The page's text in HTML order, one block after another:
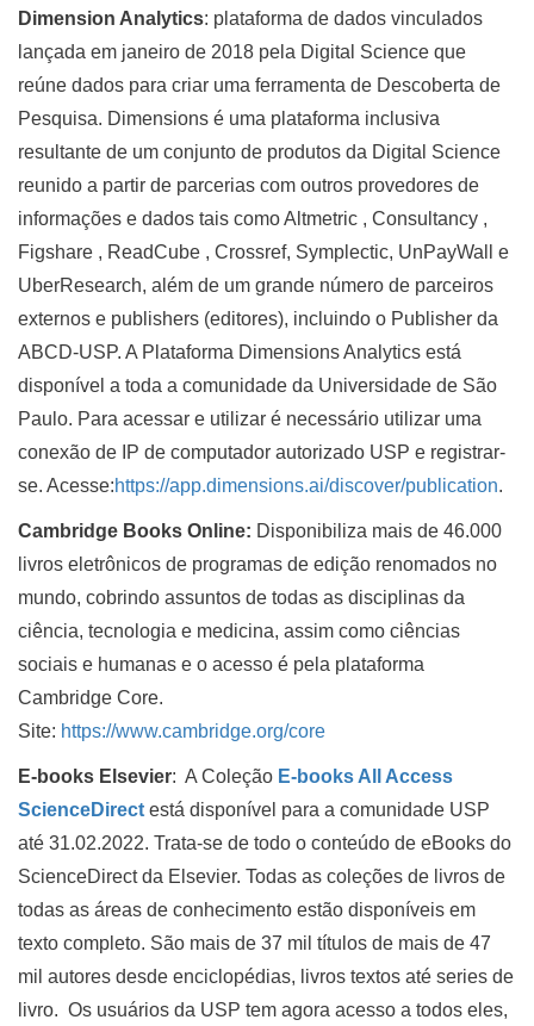
Dimension Analytics: plataforma de dados vinculados
lançada em janeiro de 2018 pela Digital Science que
reúne dados para criar uma ferramenta de Descoberta de
Pesquisa. Dimensions é uma plataforma inclusiva
resultante de um conjunto de produtos da Digital Science
reunido a partir de parcerias com outros provedores de
informações e dados tais como Altmetric , Consultancy ,
Figshare , ReadCube , Crossref, Symplectic, UnPayWall e
UberResearch, além de um grande número de parceiros
externos e publishers (editores), incluindo o Publisher da
ABCD-USP. A Plataforma Dimensions Analytics está
disponível a toda a comunidade da Universidade de São
Paulo. Para acessar e utilizar é necessário utilizar uma
conexão de IP de computador autorizado USP e registrar-
se. Acesse:https://app.dimensions.ai/discover/publication.
Cambridge Books Online: Disponibiliza mais de 46.000
livros eletrônicos de programas de edição renomados no
mundo, cobrindo assuntos de todas as disciplinas da
ciência, tecnologia e medicina, assim como ciências
sociais e humanas e o acesso é pela plataforma
Cambridge Core.
Site: https://www.cambridge.org/core
E-books Elsevier: A Coleção E-books All Access
ScienceDirect está disponível para a comunidade USP
até 31.02.2022. Trata-se de todo o conteúdo de eBooks do
ScienceDirect da Elsevier. Todas as coleções de livros de
todas as áreas de conhecimento estão disponíveis em
texto completo. São mais de 37 mil títulos de mais de 47
mil autores desde enciclopédias, livros textos até series de
livro. Os usuários da USP tem agora acesso a todos eles,